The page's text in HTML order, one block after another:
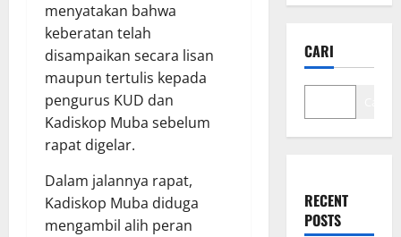
menyatakan bahwa
keberatan telah
disampaikan secara lisan
maupun tertulis kepada
pengurus KUD dan
Kadiskop Muba sebelum
rapat digelar.
Dalam jalannya rapat,
Kadiskop Muba diduga
mengambil alih peran
CARI
RECENT
POSTS